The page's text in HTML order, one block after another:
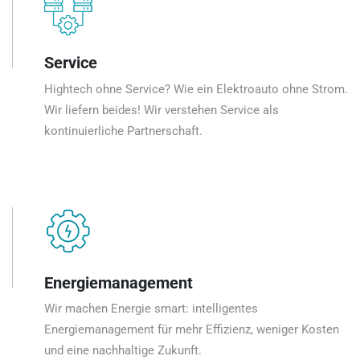
Service
Hightech ohne Service? Wie ein Elektroauto ohne Strom.
Wir liefern beides! Wir verstehen Service als
kontinuierliche Partnerschaft.
Energiemanagement
Wir machen Energie smart: intelligentes
Energiemanagement für mehr Effizienz, weniger Kosten
und eine nachhaltige Zukunft.